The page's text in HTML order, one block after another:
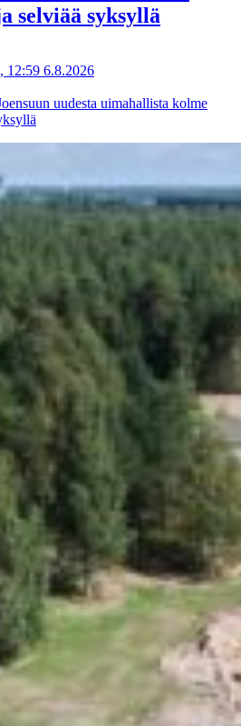
selviää syksyllä
12:59 6.8.2026
uudesta uimahallista kolme